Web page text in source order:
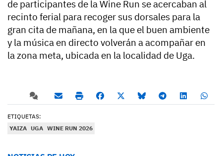
de participantes de la Wine Run se acercaban al
recinto ferial para recoger sus dorsales para la
gran cita de mañana, en la que el buen ambiente
y la música en directo volverán a acompañar en
la zona meta, ubicada en la localidad de Uga.
ETIQUETAS:
YAIZA UGA WINE RUN 2026